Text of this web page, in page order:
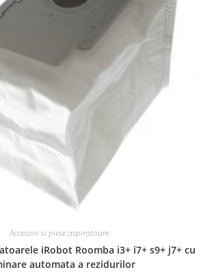
Accesorii si piese aspiratoare
iRobot Roomba i3+ i7+ s9+ j7+ cu
automata a rezidurilor